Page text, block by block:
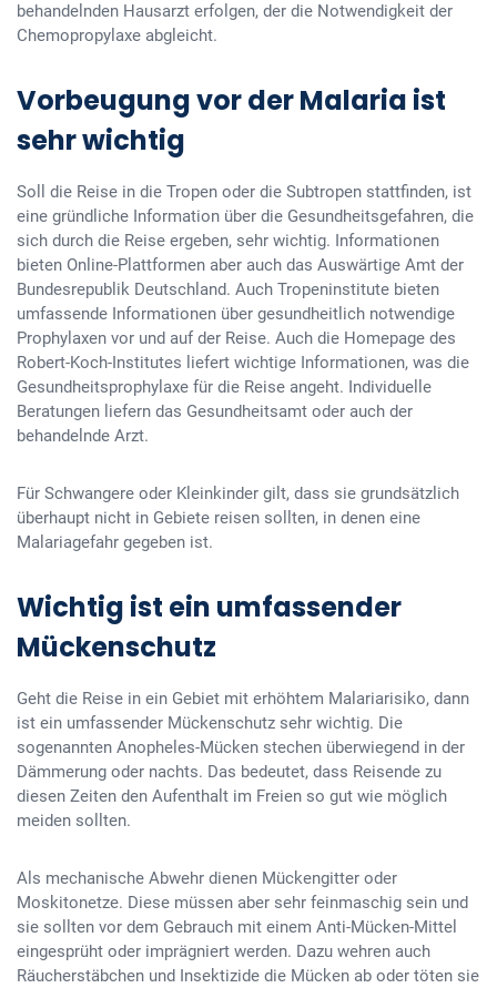
behandelnden Hausarzt erfolgen, der die Notwendigkeit der
Chemopropylaxe abgleicht.
Vorbeugung vor der Malaria ist
sehr wichtig
Soll die Reise in die Tropen oder die Subtropen stattfinden, ist
eine gründliche Information über die Gesundheitsgefahren, die
sich durch die Reise ergeben, sehr wichtig. Informationen
bieten Online-Plattformen aber auch das Auswärtige Amt der
Bundesrepublik Deutschland. Auch Tropeninstitute bieten
umfassende Informationen über gesundheitlich notwendige
Prophylaxen vor und auf der Reise. Auch die Homepage des
Robert-Koch-Institutes liefert wichtige Informationen, was die
Gesundheitsprophylaxe für die Reise angeht. Individuelle
Beratungen liefern das Gesundheitsamt oder auch der
behandelnde Arzt.
Für Schwangere oder Kleinkinder gilt, dass sie grundsätzlich
überhaupt nicht in Gebiete reisen sollten, in denen eine
Malariagefahr gegeben ist.
Wichtig ist ein umfassender
Mückenschutz
Geht die Reise in ein Gebiet mit erhöhtem Malariarisiko, dann
ist ein umfassender Mückenschutz sehr wichtig. Die
sogenannten Anopheles-Mücken stechen überwiegend in der
Dämmerung oder nachts. Das bedeutet, dass Reisende zu
diesen Zeiten den Aufenthalt im Freien so gut wie möglich
meiden sollten.
Als mechanische Abwehr dienen Mückengitter oder
Moskitonetze. Diese müssen aber sehr feinmaschig sein und
sie sollten vor dem Gebrauch mit einem Anti-Mücken-Mittel
eingesprüht oder imprägniert werden. Dazu wehren auch
Räucherstäbchen und Insektizide die Mücken ab oder töten sie